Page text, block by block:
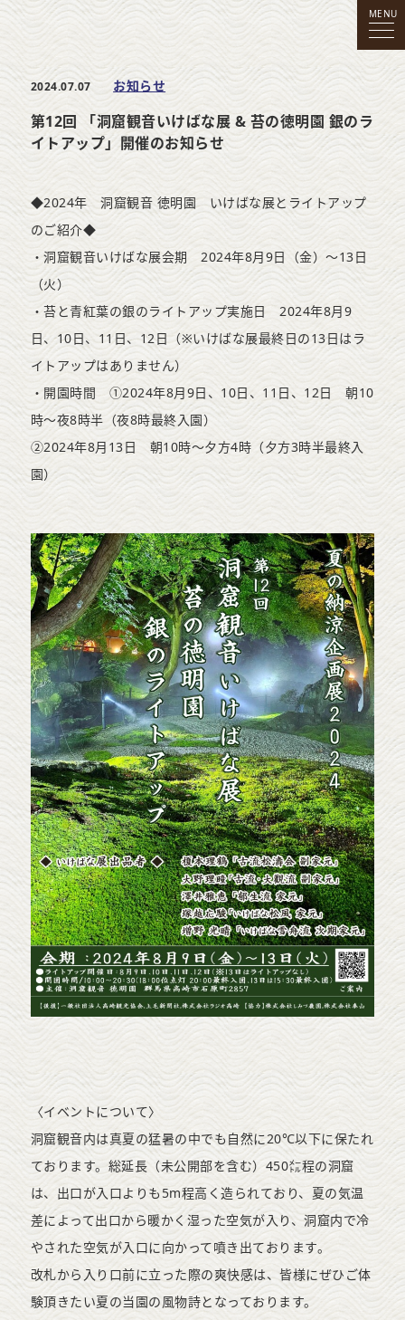
MENU
2024.07.07 お知らせ
第12回 「洞窟観音いけばな展 & 苔の徳明園 銀のラ
イトアップ」開催のお知らせ
◆2024年 洞窟観音 徳明園 いけばな展とライトアップ
のご紹介◆
・洞窟観音いけばな展会期 2024年8月9日（金）～13日
（火）
・苔と青紅葉の銀のライトアップ実施日 2024年8月9
日、10日、11日、12日（※いけばな展最終日の13日はラ
イトアップはありません）
・開園時間 ①2024年8月9日、10日、11日、12日 朝10
時～夜8時半（夜8時最終入園）
②2024年8月13日 朝10時～夕方4時（夕方3時半最終入
園）
〈イベントについて〉
洞窟観音内は真夏の猛暑の中でも自然に20℃以下に保たれ
ております。総延長（未公開部を含む）450㍍程の洞窟
は、出口が入口よりも5m程高く造られており、夏の気温
差によって出口から暖かく湿った空気が入り、洞窟内で冷
やされた空気が入口に向かって噴き出ております。
改札から入り口前に立った際の爽快感は、皆様にぜひご体
験頂きたい夏の当園の風物詩となっております。